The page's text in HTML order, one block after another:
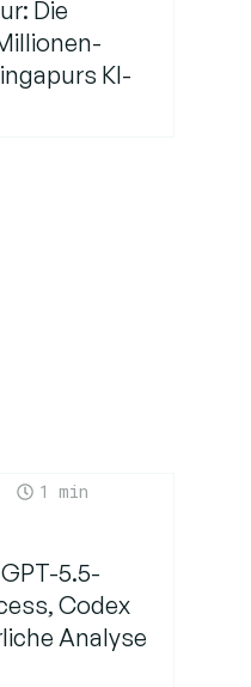
Die
KI-
1
5.5-
Codex
Analyse